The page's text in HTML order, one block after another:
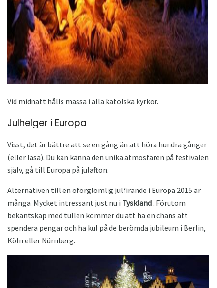
ad
Vid midnatt hålls massa i alla katolska kyrkor.
Julhelger i Europa
Visst, det är bättre att se en gång än att höra hundra gånger
(eller läsa). Du kan känna den unika atmosfären på festivalen
själv, gå till Europa på julafton.
Alternativen till en oförglömlig julfirande i Europa 2015 är
många. Mycket intressant just nu i Tyskland. Förutom
bekantskap med tullen kommer du att ha en chans att
spendera pengar och ha kul på de berömda jubileum i Berlin,
Köln eller Nürnberg.